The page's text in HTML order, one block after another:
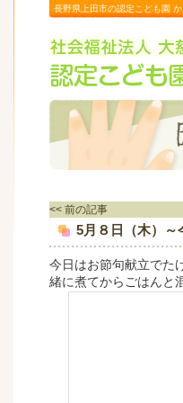
長野県上田市の認定こども園
<< 前の記事
5月８日（木）～
今日はお節句献立でた
緒に煮てからごはんと